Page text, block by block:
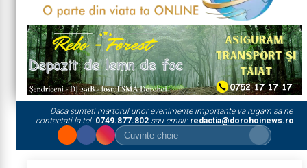
Daca sunteti martorul unor evenimente importante va rugam sa ne
contactati la tel: 0749.877.802sau email: redactia@dorohoinews.ro